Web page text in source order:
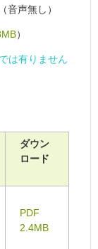
声無し）
）
は有りません
ダウン
ロード
PDF
2.4MB